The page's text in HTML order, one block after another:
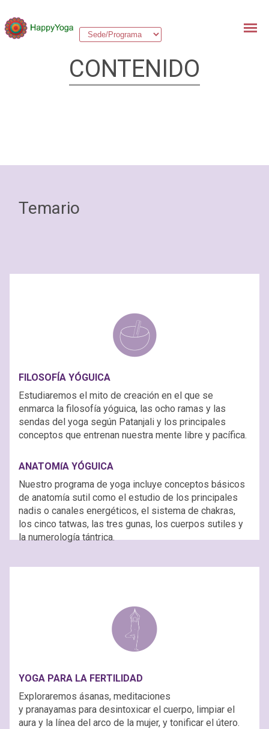
CONTENIDO
Temario
FILOSOFÍA YÓGUICA
Estudiaremos el mito de creación en el que se
enmarca la filosofía yóguica, las ocho ramas y las
sendas del yoga según Patanjali y los principales
conceptos que entrenan nuestra mente libre y pacífica.
ANATOMíA YÓGUICA
Nuestro programa de yoga incluye conceptos básicos
de anatomía sutil como el estudio de los principales
nadis o canales energéticos, el sistema de chakras,
los cinco tatwas, las tres gunas, los cuerpos sutiles y
la numerología tántrica.
YOGA PARA LA FERTILIDAD
Exploraremos ásanas, meditaciones
y pranayamas para desintoxicar el cuerpo, limpiar el
aura y la línea del arco de la mujer, y tonificar el útero.